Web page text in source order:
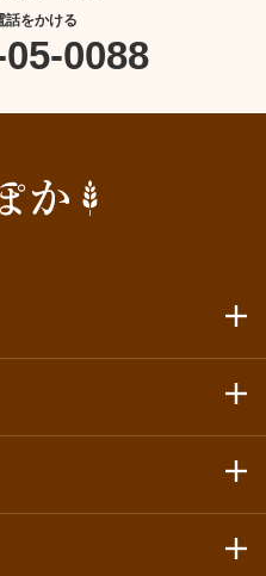
話をかける
0088